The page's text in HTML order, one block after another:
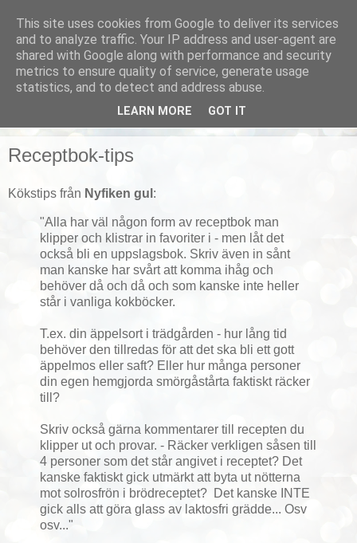
Smarta vardagstips
Husmorstips, tricks och knep, smarta lösningar!
Receptbok-tips
Kökstips från Nyfiken gul :
"Alla har väl någon form av receptbok man
klipper och klistrar in favoriter i - men låt det
också bli en uppslagsbok. Skriv även in sånt
man kanske har svårt att komma ihåg och
behöver då och då och som kanske inte heller
står i vanliga kokböcker.
T.ex. din äppelsort i trädgården - hur lång tid
behöver den tillredas för att det ska bli ett gott
äppelmos eller saft? Eller hur många personer
din egen hemgjorda smörgåstårta faktiskt räcker
till?
Skriv också gärna kommentarer till recepten du
klipper ut och provar. - Räcker verkligen såsen till
4 personer som det står angivet i receptet? Det
kanske faktiskt gick utmärkt att byta ut nötterna
mot solrosfrön i brödreceptet? Det kanske INTE
gick alls att göra glass av laktosfri grädde... Osv
osv..."
This site uses cookies from Google to deliver its services
and to analyze traffic. Your IP address and user-agent are
shared with Google along with performance and security
metrics to ensure quality of service, generate usage
statistics, and to detect and address abuse.
LEARN MORE GOT IT